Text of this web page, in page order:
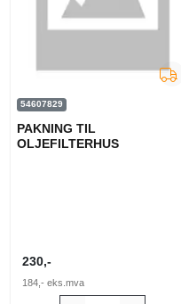
54607829
PAKNING TIL
OLJEFILTERHUS
230,-
184,- eks.mva